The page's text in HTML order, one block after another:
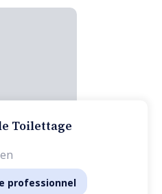
Toilettage
professionnel